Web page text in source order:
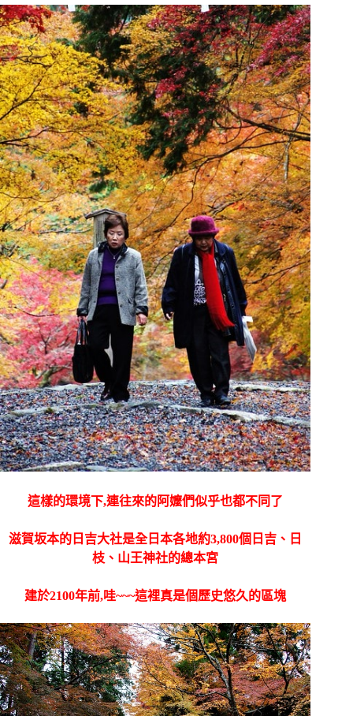
這樣的環境下,連往來的阿嬤們似乎也都不同了
滋賀坂本的日吉大社是全日本各地約3,800個 日吉、日
枝、山王神社的總本宮
建於2100年前,哇~~~這裡真是個歷史悠久的區塊